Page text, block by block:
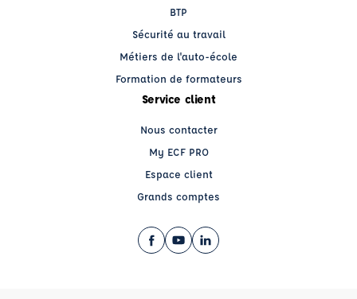
BTP
Sécurité au travail
Métiers de l'auto-école
Formation de formateurs
Service client
Nous contacter
My ECF PRO
Espace client
Grands comptes
Facebook (nouvelle fenêtre)
YouTube (nouvelle fenêtre)
LinkedIn (nouvelle fenêtre)